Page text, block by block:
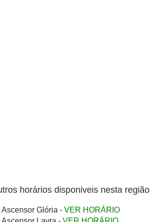
horários disponiveis nesta região
Ascensor Glória - VER HORÁRIO